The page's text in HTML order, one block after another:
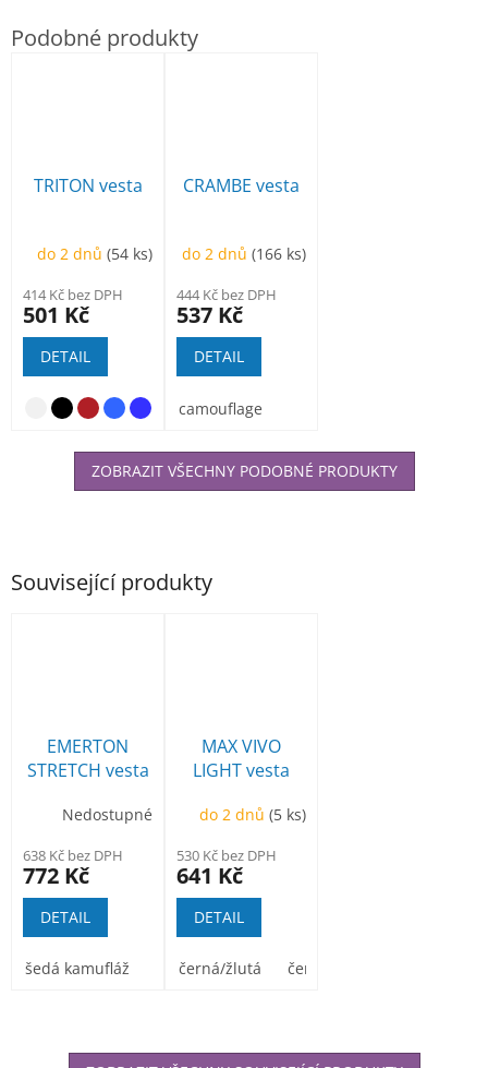
Související produkty
EMERTON
STRETCH vesta
Nedostupné
638 Kč bez DPH
772 Kč
DETAIL
šedá kamufláž
MAX VIVO
LIGHT vesta
do 2 dnů(5 ks)
530 Kč bez DPH
641 Kč
DETAIL
černá/žlutá černá/oranžová
TRITON vesta
do 2 dnů(54 ks)
414 Kč bez DPH
501 Kč
DETAIL
CRAMBE vesta
do 2 dnů(166 ks)
444 Kč bez DPH
537 Kč
DETAIL
camouflage
ZOBRAZIT VŠECHNY PODOBNÉ PRODUKTY